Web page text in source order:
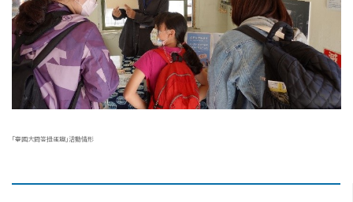
｢臺國大問答扭蛋趣｣活動情形